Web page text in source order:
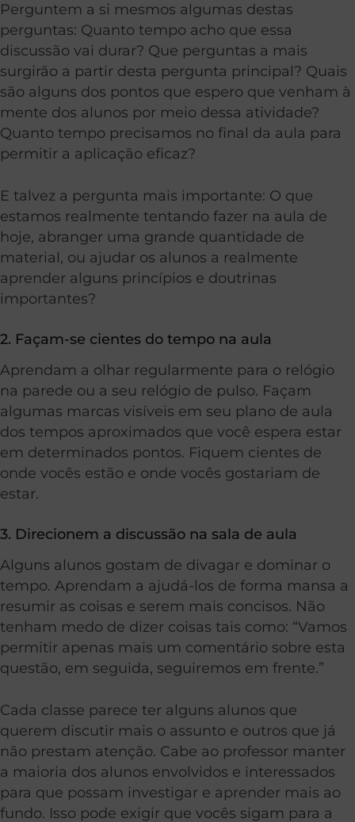
Perguntem a si mesmos algumas destas
perguntas: Quanto tempo acho que essa
discussão vai durar? Que perguntas a mais
surgirão a partir desta pergunta principal? Quais
são alguns dos pontos que espero que venham à
mente dos alunos por meio dessa atividade?
Quanto tempo precisamos no final da aula para
permitir a aplicação eficaz?
E talvez a pergunta mais importante: O que
estamos realmente tentando fazer na aula de
hoje, abranger uma grande quantidade de
material, ou ajudar os alunos a realmente
aprender alguns princípios e doutrinas
importantes?
2. Façam-se cientes do tempo na aula
Aprendam a olhar regularmente para o relógio
na parede ou a seu relógio de pulso. Façam
algumas marcas visíveis em seu plano de aula
dos tempos aproximados que você espera estar
em determinados pontos. Fiquem cientes de
onde vocês estão e onde vocês gostariam de
estar.
3. Direcionem a discussão na sala de aula
Alguns alunos gostam de divagar e dominar o
tempo. Aprendam a ajudá-los de forma mansa a
resumir as coisas e serem mais concisos. Não
tenham medo de dizer coisas tais como: “Vamos
permitir apenas mais um comentário sobre esta
questão, em seguida, seguiremos em frente.”
Cada classe parece ter alguns alunos que
querem discutir mais o assunto e outros que já
não prestam atenção. Cabe ao professor manter
a maioria dos alunos envolvidos e interessados
para que possam investigar e aprender mais ao
fundo. Isso pode exigir que vocês sigam para a